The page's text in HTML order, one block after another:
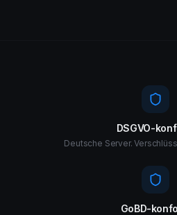
DSGVO-
Deutsche Server.
GoBD-